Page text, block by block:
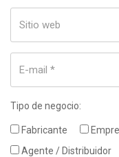
Tipo de negocio:
Fabricante
Agente / Distribuidor